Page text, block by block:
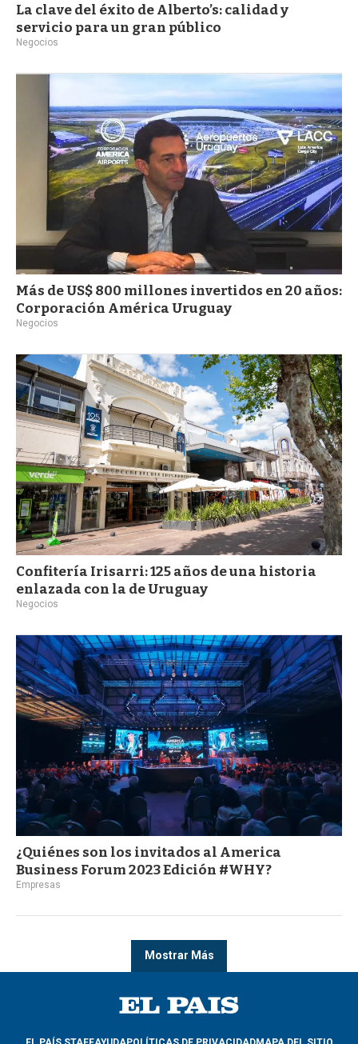
La clave del éxito de Alberto’s: calidad y
servicio para un gran público
Negocios
Más de US$ 800 millones invertidos en 20 años:
Corporación América Uruguay
Negocios
Confitería Irisarri: 125 años de una historia
enlazada con la de Uruguay
Negocios
¿Quiénes son los invitados al America
Business Forum 2023 Edición #WHY?
Empresas
Mostrar Más